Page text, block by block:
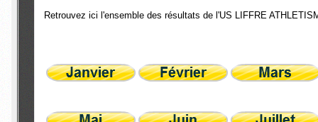
Retrouvez ici l'ensemble des résultats de l'US LIFFRE